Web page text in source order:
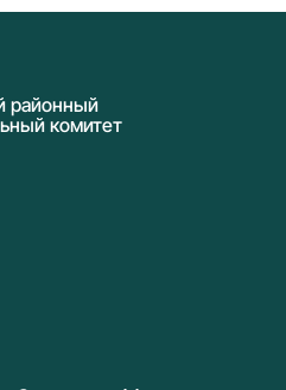
районный
комитет